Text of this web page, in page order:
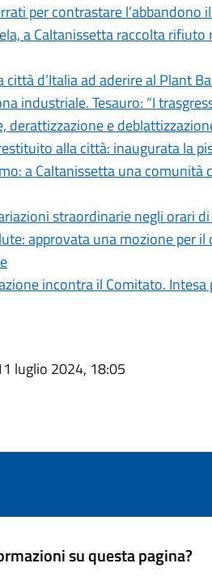
per contrastare l’abbandono
a Caltanissetta raccolta
d’Italia ad aderire al Plant
industriale. Tesauro: “I
derattizzazione e
alla città: inaugurata la
a Caltanissetta una comunità
straordinarie negli orari
approvata una mozione per
incontra il Comitato. Intesa
luglio 2024, 18:05
su questa pagina?